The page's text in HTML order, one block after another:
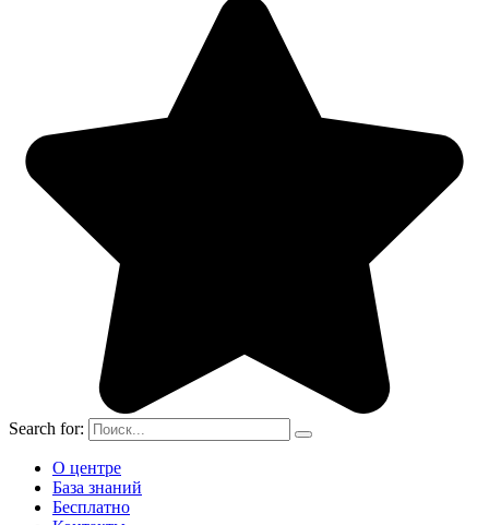
Search for:
О центре
База знаний
Бесплатно